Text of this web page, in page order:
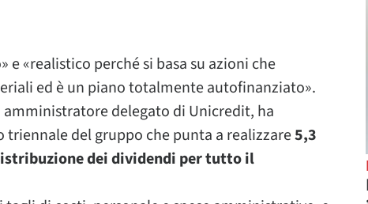
«realistico perché si basa su azioni che
ed è un piano totalmente autofinanziato».
amministratore delegato di Unicredit, ha
del gruppo che punta a realizzare5,3
dei dividendi per tutto il